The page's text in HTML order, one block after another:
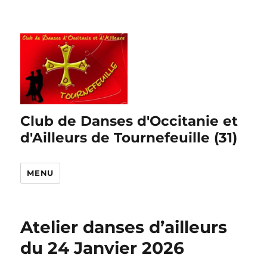
Club de Danses d'Occitanie et
d'Ailleurs de Tournefeuille (31)
MENU
Atelier danses d’ailleurs
du 24 Janvier 2026